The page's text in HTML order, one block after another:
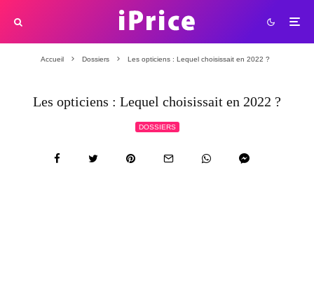
Accueil Dossiers Les opticiens : Lequel choisissait en 2022 ?
Les opticiens : Lequel choisissait en 2022 ?
DOSSIERS